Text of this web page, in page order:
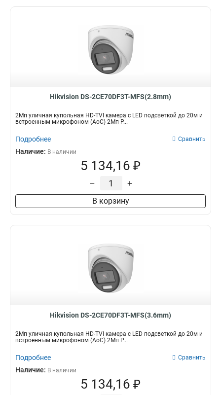
Hikvision DS-2CE70DF3T-MFS(2.8mm)
2Мп уличная купольная HD-TVI камера с LED подсветкой до 20м и
встроенным микрофоном (AoC) 2Мп P...
Подробнее Сравнить
Наличие: В наличии
5 134,16 ₽
– +
В корзину
Hikvision DS-2CE70DF3T-MFS(3.6mm)
2Мп уличная купольная HD-TVI камера с LED подсветкой до 20м и
встроенным микрофоном (AoC) 2Мп P...
Подробнее Сравнить
Наличие: В наличии
5 134,16 ₽